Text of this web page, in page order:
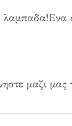
μαζι μας